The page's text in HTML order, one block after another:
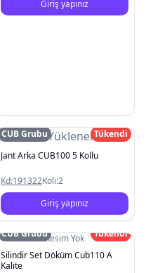
Giriş yapınız
Resim Yüklenemedi
CUB Grubu
Tükendi
Jant Arka CUB100 5 Kollu
Kd:191322Koli:2
Giriş yapınız
Resim Yok
CUB Grubu
Tükendi
Silindir Set Döküm Cub110 A
Kalite